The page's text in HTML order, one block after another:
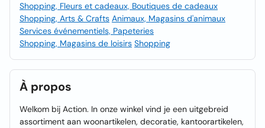
Shopping, Fleurs et cadeaux, Boutiques de cadeaux
Shopping, Arts & Crafts Animaux, Magasins d'animaux
Services événementiels, Papeteries
Shopping, Magasins de loisirs Shopping
À propos
Welkom bij Action. In onze winkel vind je een uitgebreid
assortiment aan woonartikelen, decoratie, kantoorartikelen,